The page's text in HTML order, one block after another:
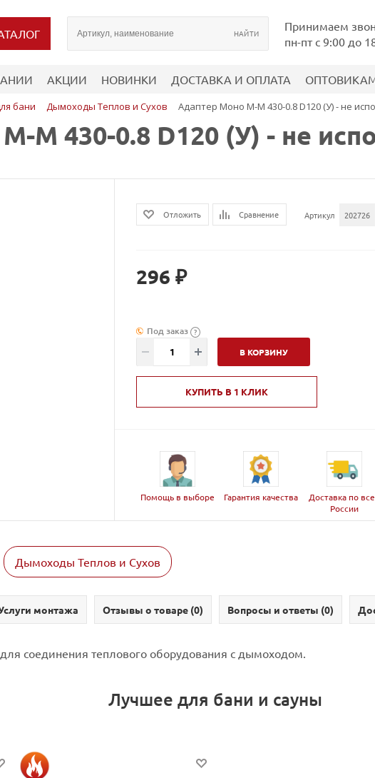
Принимаем
пн-пт с 9:00 до
АКЦИИ НОВИНКИ ДОСТАВКА И ОПЛАТА
бани Дымоходы Теплов и Сухов Адаптер Моно М-М 430-0.8 D120 (У) - не
М 430-0.8 D120 (У) - не
Отложить Сравнение Артикул 202726
296 ₽
Под заказ ?
В КОРЗИНУ
КУПИТЬ В 1 КЛИК
Помощь в выборе Гарантия качества
Доставка по
России
Дымоходы Теплов и Сухов
монтажа Отзывы о товаре (0) Вопросы и ответы (0)
соединения теплового оборудования с дымоходом.
Лучшее для бани и сауны